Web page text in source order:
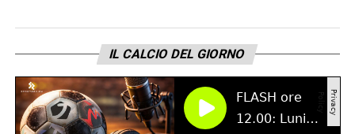
LA PLAYLIST DELLE NOSTRE TOP NEWS
IL CALCIO DEL GIORNO